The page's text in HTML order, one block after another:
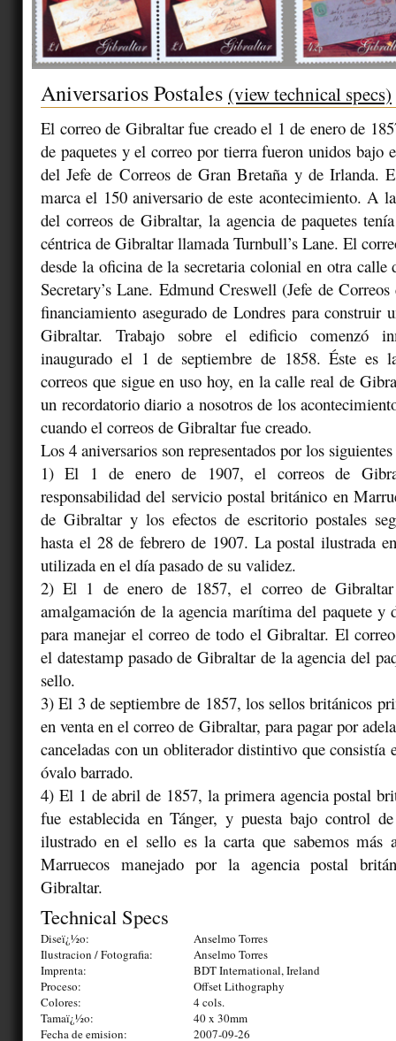
Aniversarios Postales (view technical specs)
El correo de Gibraltar fue creado el 1 de enero de
de paquetes y el correo por tierra fueron unidos bajo
del Jefe de Correos de Gran Bretaña y de Irlanda.
marca el 150 aniversario de este acontecimiento. A
del correos de Gibraltar, la agencia de paquetes
céntrica de Gibraltar llamada Turnbull’s Lane. El
desde la oficina de la secretaria colonial en otra calle
Secretary’s Lane. Edmund Creswell (Jefe de
financiamiento asegurado de Londres para construir
Gibraltar. Trabajo sobre el edificio comenzó
inaugurado el 1 de septiembre de 1858. Éste es
correos que sigue en uso hoy, en la calle real de
un recordatorio diario a nosotros de los
cuando el correos de Gibraltar fue creado.
Los 4 aniversarios son representados por los
1) El 1 de enero de 1907, el correos de
responsabilidad del servicio postal británico en
de Gibraltar y los efectos de escritorio postales
hasta el 28 de febrero de 1907. La postal ilustrada
utilizada en el día pasado de su validez.
2) El 1 de enero de 1857, el correo de
amalgamación de la agencia marítima del paquete y
para manejar el correo de todo el Gibraltar. El
el datestamp pasado de Gibraltar de la agencia del
sello.
3) El 3 de septiembre de 1857, los sellos británicos
en venta en el correo de Gibraltar, para pagar por
canceladas con un obliterador distintivo que
óvalo barrado.
4) El 1 de abril de 1857, la primera agencia postal
fue establecida en Tánger, y puesta bajo control
ilustrado en el sello es la carta que sabemos más
Marruecos manejado por la agencia postal
Gibraltar.
Technical Specs
Diseï¿½o:
Anselmo Torres
Ilustracion / Fotografia:
Anselmo Torres
Imprenta:
BDT International, Ireland
Proceso:
Offset Lithography
Colores:
4 cols.
Tamaï¿½o:
40 x 30mm
Fecha de emision:
2007-09-26